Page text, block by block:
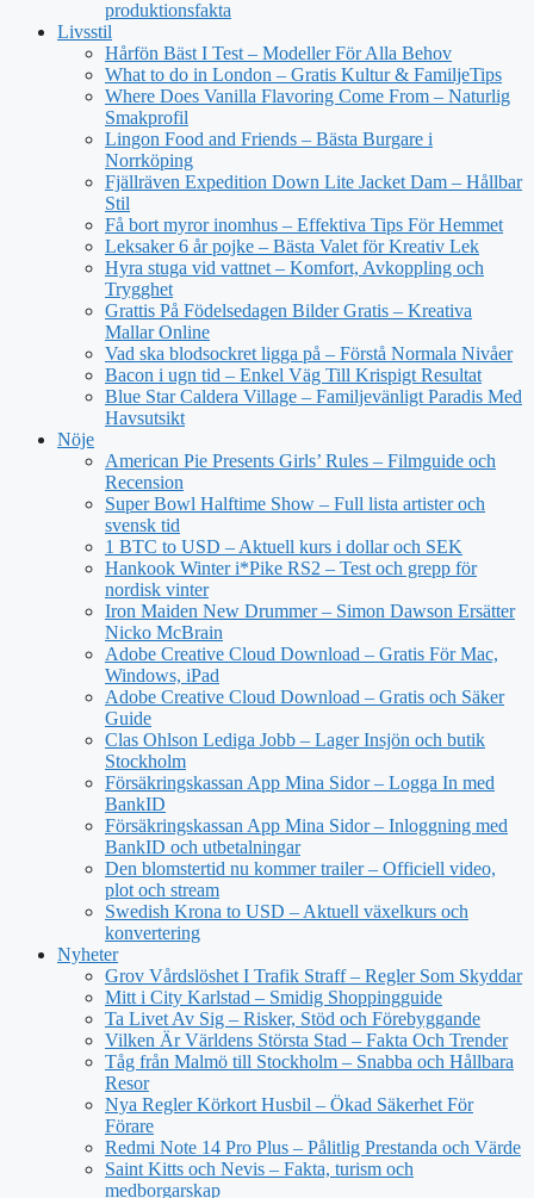
produktionsfakta
Livsstil
Hårfön Bäst I Test – Modeller För Alla Behov
What to do in London – Gratis Kultur & FamiljeTips
Where Does Vanilla Flavoring Come From – Naturlig
Smakprofil
Lingon Food and Friends – Bästa Burgare i
Norrköping
Fjällräven Expedition Down Lite Jacket Dam – Hållbar
Stil
Få bort myror inomhus – Effektiva Tips För Hemmet
Leksaker 6 år pojke – Bästa Valet för Kreativ Lek
Hyra stuga vid vattnet – Komfort, Avkoppling och
Trygghet
Grattis På Födelsedagen Bilder Gratis – Kreativa
Mallar Online
Vad ska blodsockret ligga på – Förstå Normala Nivåer
Bacon i ugn tid – Enkel Väg Till Krispigt Resultat
Blue Star Caldera Village – Familjevänligt Paradis Med
Havsutsikt
Nöje
American Pie Presents Girls’ Rules – Filmguide och
Recension
Super Bowl Halftime Show – Full lista artister och
svensk tid
1 BTC to USD – Aktuell kurs i dollar och SEK
Hankook Winter i*Pike RS2 – Test och grepp för
nordisk vinter
Iron Maiden New Drummer – Simon Dawson Ersätter
Nicko McBrain
Adobe Creative Cloud Download – Gratis För Mac,
Windows, iPad
Adobe Creative Cloud Download – Gratis och Säker
Guide
Clas Ohlson Lediga Jobb – Lager Insjön och butik
Stockholm
Försäkringskassan App Mina Sidor – Logga In med
BankID
Försäkringskassan App Mina Sidor – Inloggning med
BankID och utbetalningar
Den blomstertid nu kommer trailer – Officiell video,
plot och stream
Swedish Krona to USD – Aktuell växelkurs och
konvertering
Nyheter
Grov Vårdslöshet I Trafik Straff – Regler Som Skyddar
Mitt i City Karlstad – Smidig Shoppingguide
Ta Livet Av Sig – Risker, Stöd och Förebyggande
Vilken Är Världens Största Stad – Fakta Och Trender
Tåg från Malmö till Stockholm – Snabba och Hållbara
Resor
Nya Regler Körkort Husbil – Ökad Säkerhet För
Förare
Redmi Note 14 Pro Plus – Pålitlig Prestanda och Värde
Saint Kitts och Nevis – Fakta, turism och
medborgarskap